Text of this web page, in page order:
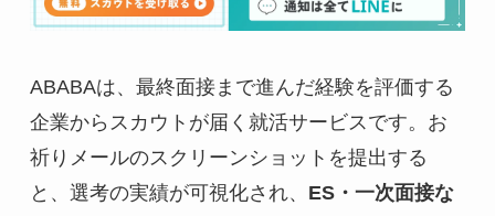
ABABAは、最終面接まで進んだ経験を評価する
企業からスカウトが届く就活サービスです。お
祈りメールのスクリーンショットを提出する
と、選考の実績が可視化され、 ES・一次面接な